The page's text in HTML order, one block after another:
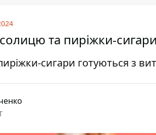
та пиріжки-
сигари готуються з